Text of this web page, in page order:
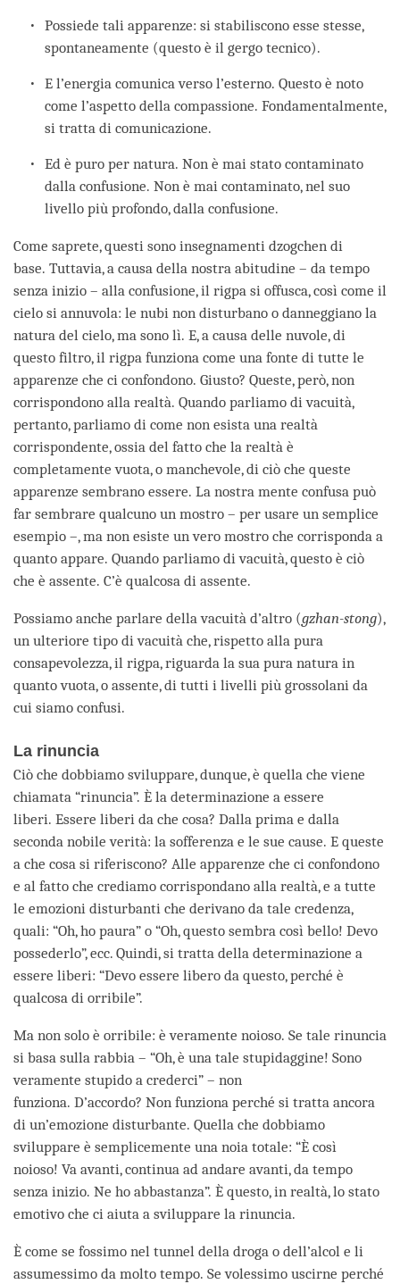
Possiede tali apparenze: si stabiliscono esse stesse,
spontaneamente (questo è il gergo tecnico).
E l’energia comunica verso l’esterno. Questo è noto
come l’aspetto della compassione. Fondamentalmente,
si tratta di comunicazione.
Ed è puro per natura. Non è mai stato contaminato
dalla confusione. Non è mai contaminato, nel suo
livello più profondo, dalla confusione.
Come saprete, questi sono insegnamenti dzogchen di
base. Tuttavia, a causa della nostra abitudine – da tempo
senza inizio – alla confusione, il rigpa si offusca, così come il
cielo si annuvola: le nubi non disturbano o danneggiano la
natura del cielo, ma sono lì. E, a causa delle nuvole, di
questo filtro, il rigpa funziona come una fonte di tutte le
apparenze che ci confondono. Giusto? Queste, però, non
corrispondono alla realtà. Quando parliamo di vacuità,
pertanto, parliamo di come non esista una realtà
corrispondente, ossia del fatto che la realtà è
completamente vuota, o manchevole, di ciò che queste
apparenze sembrano essere. La nostra mente confusa può
far sembrare qualcuno un mostro – per usare un semplice
esempio –, ma non esiste un vero mostro che corrisponda a
quanto appare. Quando parliamo di vacuità, questo è ciò
che è assente. C’è qualcosa di assente.
Possiamo anche parlare della vacuità d’altro (gzhan-stong),
un ulteriore tipo di vacuità che, rispetto alla pura
consapevolezza, il rigpa, riguarda la sua pura natura in
quanto vuota, o assente, di tutti i livelli più grossolani da
cui siamo confusi.
La rinuncia
Ciò che dobbiamo sviluppare, dunque, è quella che viene
chiamata “rinuncia”. È la determinazione a essere
liberi. Essere liberi da che cosa? Dalla prima e dalla
seconda nobile verità: la sofferenza e le sue cause. E queste
a che cosa si riferiscono? Alle apparenze che ci confondono
e al fatto che crediamo corrispondano alla realtà, e a tutte
le emozioni disturbanti che derivano da tale credenza,
quali: “Oh, ho paura” o “Oh, questo sembra così bello! Devo
possederlo”, ecc. Quindi, si tratta della determinazione a
essere liberi: “Devo essere libero da questo, perché è
qualcosa di orribile”.
Ma non solo è orribile: è veramente noioso. Se tale rinuncia
si basa sulla rabbia – “Oh, è una tale stupidaggine! Sono
veramente stupido a crederci” – non
funziona. D’accordo? Non funziona perché si tratta ancora
di un’emozione disturbante. Quella che dobbiamo
sviluppare è semplicemente una noia totale: “È così
noioso! Va avanti, continua ad andare avanti, da tempo
senza inizio. Ne ho abbastanza”. È questo, in realtà, lo stato
emotivo che ci aiuta a sviluppare la rinuncia.
È come se fossimo nel tunnel della droga o dell’alcol e li
assumessimo da molto tempo. Se volessimo uscirne perché